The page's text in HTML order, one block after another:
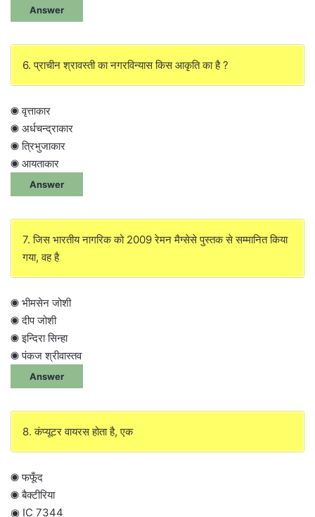
Answer
6. प्राचीन श्रावस्ती का नगरविन्यास किस आकृति का है ?
◉ वृत्ताकार
◉ अर्धचन्द्राकार
◉ त्रिभुजाकार
◉ आयताकार
Answer
7. जिस भारतीय नागरिक को 2009 रेमन मैग्सेसे पुस्तक से सम्मानित किया
गया, वह है
◉ भीमसेन जोशी
◉ दीप जोशी
◉ इन्दिरा सिन्हा
◉ पंकज श्रीवास्तव
Answer
8. कंप्यूटर वायरस होता है, एक
◉ फफूँद
◉ बैक्टीरिया
◉ IC 7344